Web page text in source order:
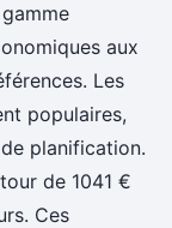
aux
Les
populaires,
planification.
de 1041 €
Ces